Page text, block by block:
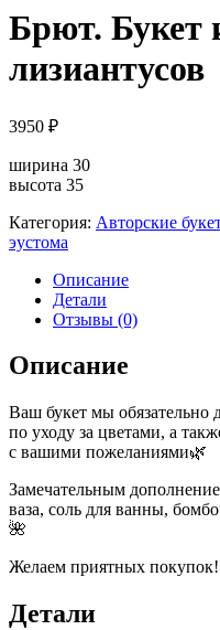
Брют. Букет
лизиантусов
3950 ₽
ширина 30
высота 35
Категория: Авторские
эустома
Описание
Детали
Отзывы (0)
Описание
Ваш букет мы обязательно
по уходу за цветами, а
с вашими пожеланиями🌿
Замечательным
ваза, соль для ванны,
🌺
Желаем приятных покупок!
Детали